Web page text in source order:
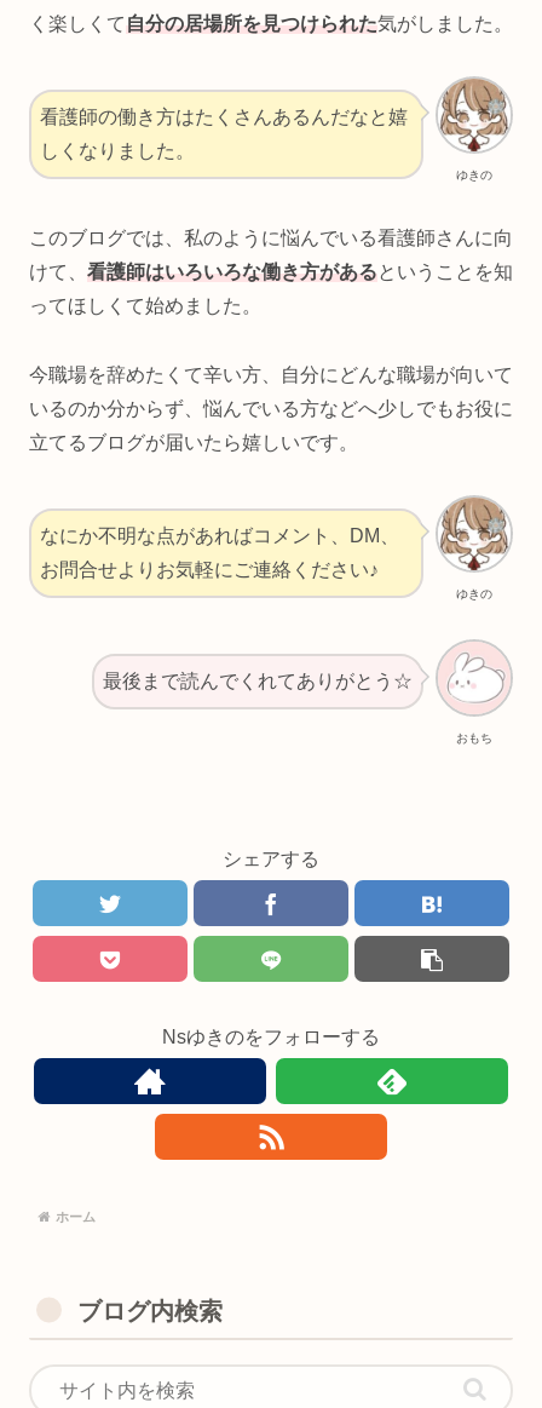
く楽しくて自分の居場所を見つけられた気がしました。
ゆきの
看護師の働き方はたくさんあるんだなと嬉
しくなりました。
このブログでは、私のように悩んでいる看護師さんに向
けて、 看護師はいろいろな働き方があるということを知
ってほしくて始めました。
今職場を辞めたくて辛い方、自分にどんな職場が向いて
いるのか分からず、悩んでいる方などへ少しでもお役に
立てるブログが届いたら嬉しいです。
ゆきの
なにか不明な点があればコメント、DM、
お問合せよりお気軽にご連絡ください♪
おもち
最後まで読んでくれてありがとう☆
シェアする
Nsゆきのをフォローする
ホーム
ブログ内検索